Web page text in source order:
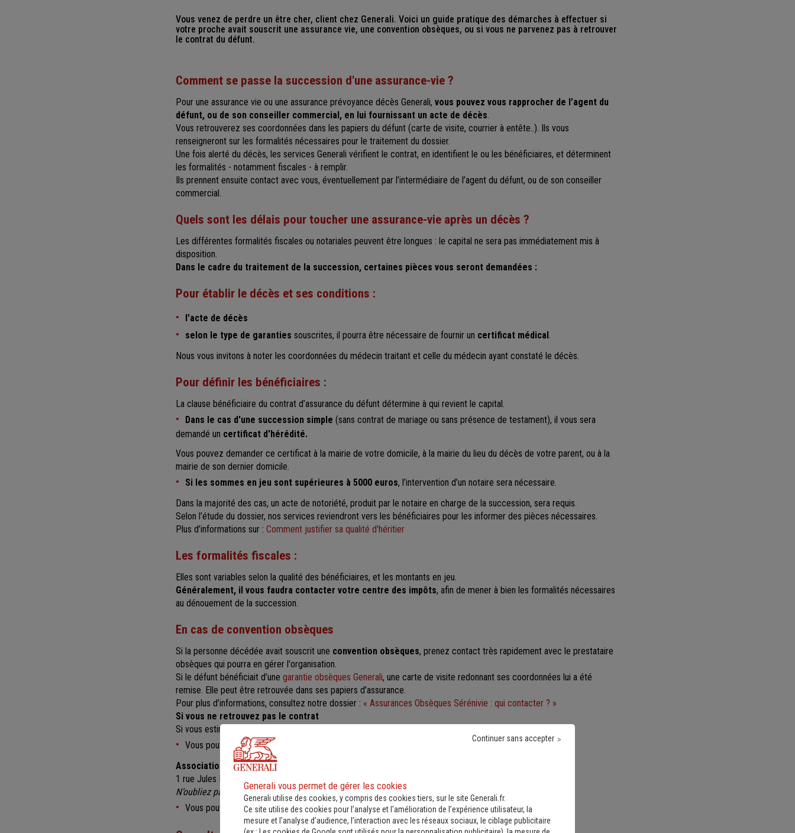
Vous venez de perdre un être cher, client chez Generali. Voici un guide pratique des démarches à effectuer si
votre proche avait souscrit une assurance vie, une convention obsèques, ou si vous ne parvenez pas à retrouver
le contrat du défunt.
Comment se passe la succession d'une assurance-vie ?
Pour une assurance vie ou une assurance prévoyance décès Generali, vous pouvez vous rapprocher de l’agent du
défunt, ou de son conseiller commercial, en lui fournissant un acte de décès
Vous retrouverez ses coordonnées dans les papiers du défunt (carte de visite, courrier à entête..). Ils vous
renseigneront sur les formalités nécessaires pour le traitement du dossier.
Une fois alerté du décès, les services Generali vérifient le contrat, en identifient le ou les bénéficiaires, et déterminent
les formalités - notamment fiscales - à remplir.
Ils prennent ensuite contact avec vous, éventuellement par l’intermédiaire de l’agent du défunt, ou de son conseiller
commercial.
Quels sont les délais pour toucher une assurance-vie après un décès ?
Les différentes formalités fiscales ou notariales peuvent être longues : le capital ne sera pas immédiatement mis à
disposition.
Dans le cadre du traitement de la succession, certaines pièces vous seront demandées :
Pour établir le décès et ses conditions :
l’acte de décès
selon le type de garanties souscrites, il pourra être nécessaire de fournir un certificat médical
Nous vous invitons à noter les coordonnées du médecin traitant et celle du médecin ayant constaté le décès.
Pour définir les bénéficiaires :
La clause bénéficiaire du contrat d’assurance du défunt détermine à qui revient le capital.
Dans le cas d'une succession simple (sans contrat de mariage ou sans présence de testament), il vous sera
demandé un certificat d'hérédité.
Vous pouvez demander ce certificat à la mairie de votre domicile, à la mairie du lieu du décès de votre parent, ou à la
mairie de son dernier domicile.
Si les sommes en jeu sont supérieures à 5000 euros, l’intervention d’un notaire sera nécessaire.
Dans la majorité des cas, un acte de notoriété, produit par le notaire en charge de la succession, sera requis.
Selon l’étude du dossier, nos services reviendront vers les bénéficiaires pour les informer des pièces nécessaires.
Plus d’informations sur : Comment justifier sa qualité d'héritier
Les formalités fiscales :
Elles sont variables selon la qualité des bénéficiaires, et les montants en jeu.
Généralement, il vous faudra contacter votre centre des impôts, afin de mener à bien les formalités nécessaires
au dénouement de la succession.
En cas de convention obsèques
Si la personne décédée avait souscrit une convention obsèques, prenez contact très rapidement avec le prestataire
obsèques qui pourra en gérer l'organisation.
Si le défunt bénéficiait d’une garantie obsèques Generali, une carte de visite redonnant ses coordonnées lui a été
remise. Elle peut être retrouvée dans ses papiers d’assurance.
Pour plus d’informations, consultez notre dossier : « Assurances Obsèques Sérénivie : qui contacter ? »
Si vous ne retrouvez pas le contrat
Si vous estimez qu’un contrat d'assurance vie a été souscrit mais que vous n’en retrouvez pas trace :
Vous pouvez faire unedemande auprès de l'AGIRA :
Association pour la Gestion des Informations sur le Risque en Assurance (AGIRA)
1 rue Jules Lefebvre 75341 Paris Cedex 09
N’oubliez pas de joindre un acte de décès.
Vous pouvez égalementfaire une recherche, gratuite,sur le site :https://ciclade.caissedesdepots.fr/
Generali vous permet de gérer les cookies
Generali utilise des cookies, y compris des cookies tiers, sur le site Generali.fr.
Ce site utilise des cookies pour l’analyse et l'amélioration de l’expérience utilisateur, la
mesure et l’analyse d’audience, l’interaction avec les réseaux sociaux, le ciblage publicitaire
Continuer sans accepter